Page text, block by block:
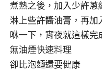
煮熟之後，加入少許蔥
淋上些許醬油膏，再加
咻一下，宵夜就這樣完
無油煙快速料理
卻比泡麵還要健康